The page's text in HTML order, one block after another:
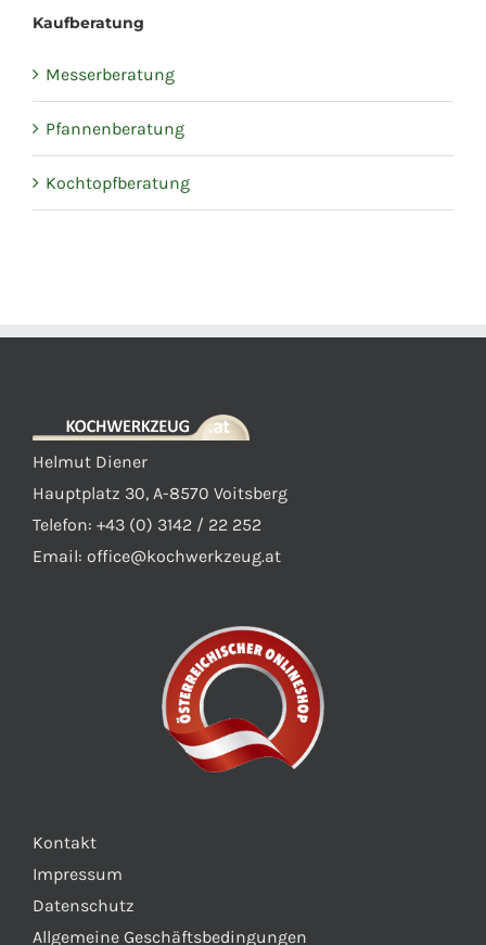
Kaufberatung
Messerberatung
Pfannenberatung
Kochtopfberatung
Helmut Diener
Hauptplatz 30, A-8570 Voitsberg
Telefon: +43 (0) 3142 / 22 252
Email: office@kochwerkzeug.at
Kontakt
Impressum
Datenschutz
Allgemeine Geschäftsbedingungen